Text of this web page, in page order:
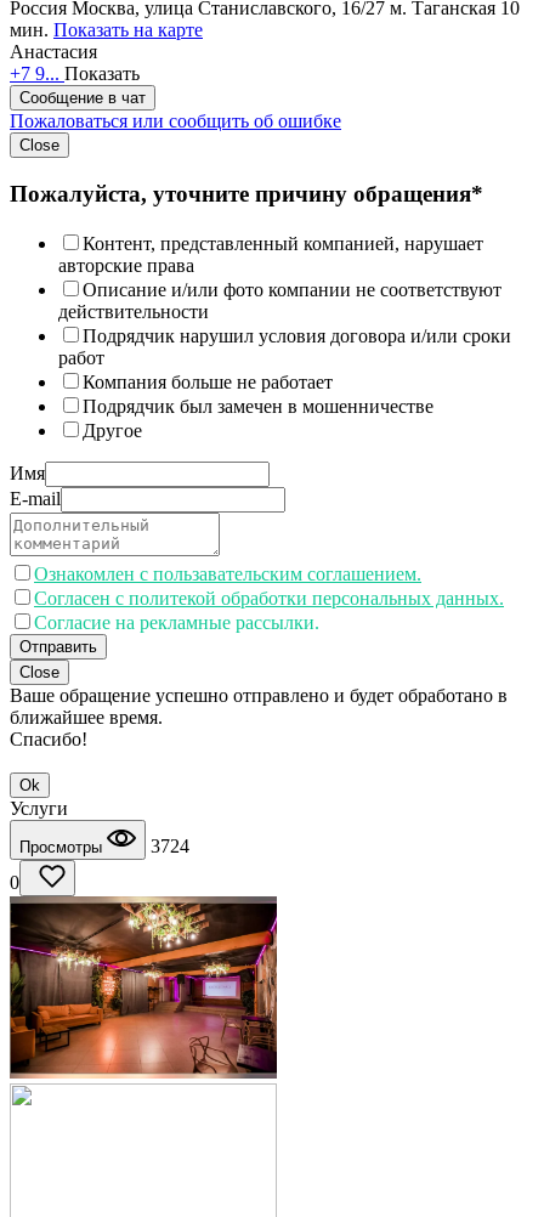
Россия Москва, улица Станиславского, 16/27 м. Таганская 10
мин. Показать на карте
Анастасия
+7 9... Показать
Сообщение в чат
Пожаловаться или сообщить об ошибке
Close
Пожалуйста, уточните причину обращения*
Контент, представленный компанией, нарушает
авторские права
Описание и/или фото компании не соответствуют
действительности
Подрядчик нарушил условия договора и/или сроки
работ
Компания больше не работает
Подрядчик был замечен в мошенничестве
Другое
Имя
E-mail
Ознакомлен с пользавательским соглашением.
Согласен с политекой обработки персональных данных.
Согласие на рекламные рассылки.
Отправить
Close
Ваше обращение успешно отправлено и будет обработано в
ближайшее время.
Спасибо!
Ok
Услуги
Просмотры
3724
0